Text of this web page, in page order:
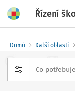
Řízení
Domů Další oblasti